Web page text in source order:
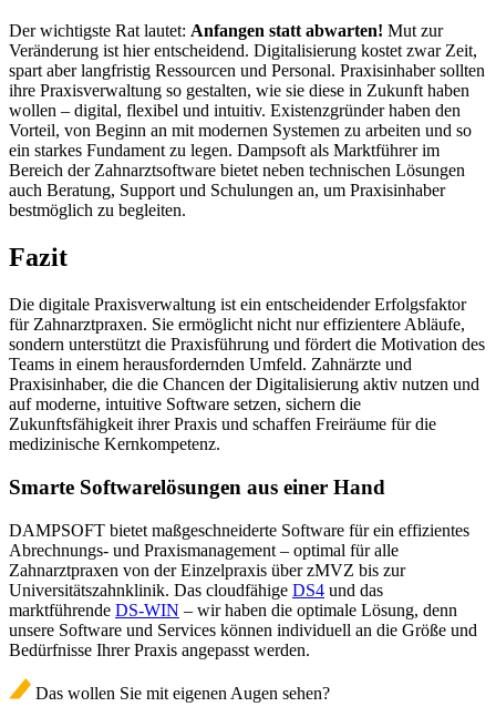
Der wichtigste Rat lautet: Anfangen statt abwarten! Mut zur
Veränderung ist hier entscheidend. Digitalisierung kostet zwar Zeit,
spart aber langfristig Ressourcen und Personal. Praxisinhaber sollten
ihre Praxisverwaltung so gestalten, wie sie diese in Zukunft haben
wollen – digital, flexibel und intuitiv. Existenzgründer haben den
Vorteil, von Beginn an mit modernen Systemen zu arbeiten und so
ein starkes Fundament zu legen. Dampsoft als Marktführer im
Bereich der Zahnarztsoftware bietet neben technischen Lösungen
auch Beratung, Support und Schulungen an, um Praxisinhaber
bestmöglich zu begleiten.
Fazit
Die digitale Praxisverwaltung ist ein entscheidender Erfolgsfaktor
für Zahnarztpraxen. Sie ermöglicht nicht nur effizientere Abläufe,
sondern unterstützt die Praxisführung und fördert die Motivation des
Teams in einem herausfordernden Umfeld. Zahnärzte und
Praxisinhaber, die die Chancen der Digitalisierung aktiv nutzen und
auf moderne, intuitive Software setzen, sichern die
Zukunftsfähigkeit ihrer Praxis und schaffen Freiräume für die
medizinische Kernkompetenz.
Smarte Softwarelösungen aus einer Hand
DAMPSOFT bietet maßgeschneiderte Software für ein effizientes
Abrechnungs- und Praxismanagement – optimal für alle
Zahnarztpraxen von der Einzelpraxis über zMVZ bis zur
Universitätszahnklinik. Das cloudfähige DS4 und das
marktführende DS-WIN – wir haben die optimale Lösung, denn
unsere Software und Services können individuell an die Größe und
Bedürfnisse Ihrer Praxis angepasst werden.
Das wollen Sie mit eigenen Augen sehen?